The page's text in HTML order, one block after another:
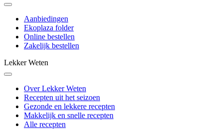
Aanbiedingen
Ekoplaza folder
Online bestellen
Zakelijk bestellen
Lekker Weten
Over Lekker Weten
Recepten uit het seizoen
Gezonde en lekkere recepten
Makkelijk en snelle recepten
Alle recepten